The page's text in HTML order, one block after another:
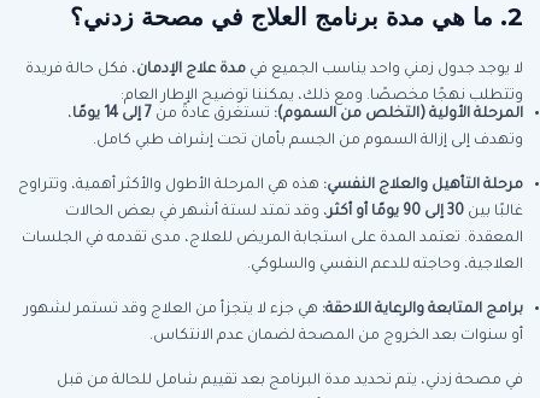
2. ما هي مدة برنامج العلاج في مصحة زدني؟
لا يوجد جدول زمني واحد يناسب الجميع في مدة علاج الإدمان، فكل حالة فريدة
وتتطلب نهجًا مخصصًا. ومع ذلك، يمكننا توضيح الإطار العام:
المرحلة الأولية (التخلص من السموم): تستغرق عادةً من 7 إلى 14 يومًا
،
وتهدف إلى إزالة السموم من الجسم بأمان تحت إشراف طبي كامل.
مرحلة التأهيل والعلاج النفسي: هذه هي المرحلة الأطول والأكثر أهمية، وتتراوح
غالبًا بين 30 إلى 90 يومًا أو أكثر
، وقد تمتد لستة أشهر في بعض الحالات
المعقدة. تعتمد المدة على استجابة المريض للعلاج، مدى تقدمه في الجلسات
العلاجية، وحاجته للدعم النفسي والسلوكي.
برامج المتابعة والرعاية اللاحقة: هي جزء لا يتجزأ من العلاج وقد تستمر لشهور
أو سنوات بعد الخروج من المصحة لضمان عدم الانتكاس.
في مصحة زدني، يتم تحديد مدة البرنامج بعد تقييم شامل للحالة من قبل